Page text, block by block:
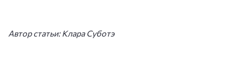
Автор статьи: Клара Суботэ